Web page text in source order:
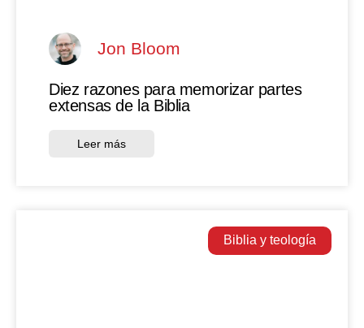
Jon Bloom
Diez razones para memorizar partes
extensas de la Biblia
Leer más
Biblia y teología